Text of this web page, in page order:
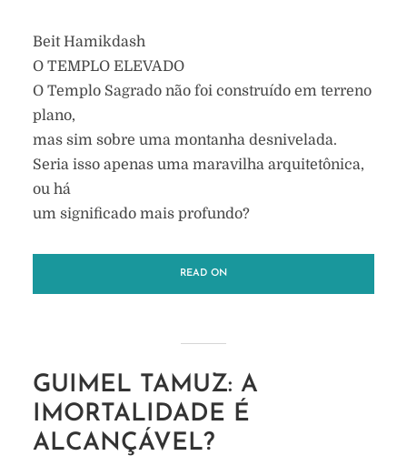
Beit Hamikdash
O TEMPLO ELEVADO
O Templo Sagrado não foi construído em terreno
plano,
mas sim sobre uma montanha desnivelada.
Seria isso apenas uma maravilha arquitetônica,
ou há
um significado mais profundo?
READ ON
GUIMEL TAMUZ: A
IMORTALIDADE É
ALCANÇÁVEL?